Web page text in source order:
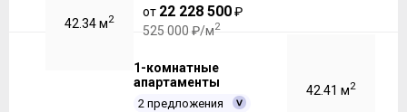
42.34 м2
от 22 228 500₽
525 000 ₽/м2
1-комнатные
апартаменты
2 предложения
42.41 м2